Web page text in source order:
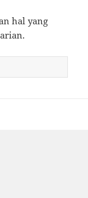
hal yang